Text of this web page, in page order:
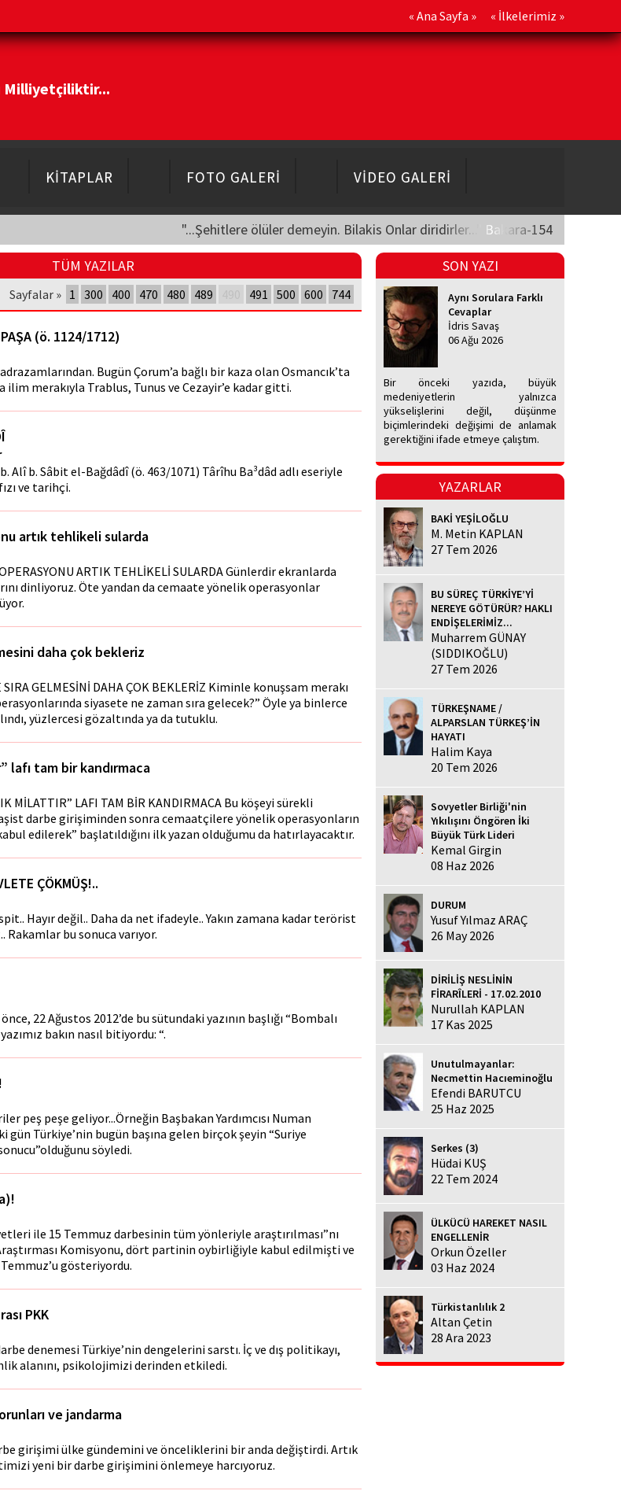
« Ana Sayfa » « İlkelerimiz »
Milliyetçiliktir...
KİTAPLAR FOTO GALERİ VİDEO GALERİ
"...Şehitlere ölüler demeyin. Bilakis Onlar diridirler..." Bakara-154
TÜM YAZILAR
Sayfalar » 1 300 400 470 480 489 491 500 600 744
(ö. 1124/1712)
Bugün Çorum’a bağlı bir kaza olan Osmancık’ta
ilim merakıyla Trablus, Tunus ve Cezayir’e kadar gitti.
Alî b. Sâbit el-Bağdâdî (ö. 463/1071) Târîhu Ba³dâd adlı eseriyle
ve tarihçi.
artık tehlikeli sularda
ARTIK TEHLİKELİ SULARDA Günlerdir ekranlarda
dinliyoruz. Öte yandan da cemaate yönelik operasyonlar
daha çok bekleriz
SIRA GELMESİNİ DAHA ÇOK BEKLERİZ Kiminle konuşsam merakı
siyasete ne zaman sıra gelecek?” Öyle ya binlerce
yüzlercesi gözaltında ya da tutuklu.
lafı tam bir kandırmaca
MİLATTIR” LAFI TAM BİR KANDIRMACA Bu köşeyi sürekli
darbe girişiminden sonra cemaatçilere yönelik operasyonların
edilerek” başlatıldığını ilk yazan olduğumu da hatırlayacaktır.
ÇÖKMÜŞ!..
Hayır değil.. Daha da net ifadeyle.. Yakın zamana kadar terörist
bu sonuca varıyor.
22 Ağustos 2012’de bu sütundaki yazının başlığı “Bombalı
bakın nasıl bitiyordu: “.
peş peşe geliyor...Örneğin Başbakan Yardımcısı Numan
gün Türkiye’nin bugün başına gelen birçok şeyin “Suriye
söyledi.
ile 15 Temmuz darbesinin tüm yönleriyle araştırılması”nı
Komisyonu, dört partinin oybirliğiyle kabul edilmişti ve
gösteriyordu.
PKK
denemesi Türkiye’nin dengelerini sarstı. İç ve dış politikayı,
alanını, psikolojimizi derinden etkiledi.
ve jandarma
girişimi ülke gündemini ve önceliklerini bir anda değiştirdi. Artık
yeni bir darbe girişimini önlemeye harcıyoruz.
SON YAZI
Aynı Sorulara Farklı
Cevaplar
İdris Savaş
06 Ağu 2026
Bir önceki yazıda, büyük
medeniyetlerin yalnızca
yükselişlerini değil, düşünme
biçimlerindeki değişimi de anlamak
gerektiğini ifade etmeye çalıştım.
YAZARLAR
BAKİ YEŞİLOĞLU
M. Metin KAPLAN
27 Tem 2026
BU SÜREÇ TÜRKİYE’Yİ
NEREYE GÖTÜRÜR? HAKLI
ENDİŞELERİMİZ...
Muharrem GÜNAY
(SIDDIKOĞLU)
27 Tem 2026
TÜRKEŞNAME /
ALPARSLAN TÜRKEŞ’İN
HAYATI
Halim Kaya
20 Tem 2026
Sovyetler Birliği'nin
Yıkılışını Öngören İki
Büyük Türk Lideri
Kemal Girgin
08 Haz 2026
DURUM
Yusuf Yılmaz ARAÇ
26 May 2026
DİRİLİŞ NESLİNİN
FİRARÎLERİ - 17.02.2010
Nurullah KAPLAN
17 Kas 2025
Unutulmayanlar:
Necmettin Hacıeminoğlu
Efendi BARUTCU
25 Haz 2025
Serkes (3)
Hüdai KUŞ
22 Tem 2024
ÜLKÜCÜ HAREKET NASIL
ENGELLENİR
Orkun Özeller
03 Haz 2024
Türkistanlılık 2
Altan Çetin
28 Ara 2023